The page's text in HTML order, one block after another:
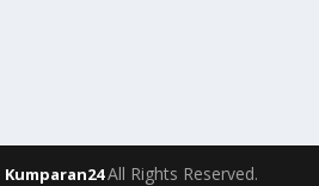
Kumparan24All Rights Reserved.